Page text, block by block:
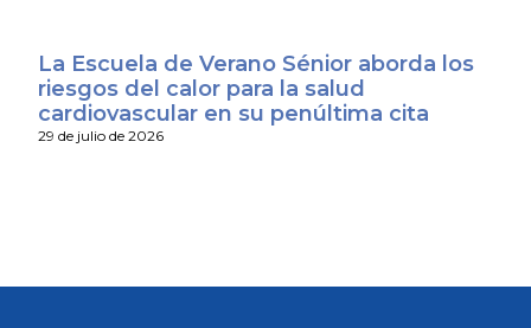
La Escuela de Verano Sénior aborda los
riesgos del calor para la salud
cardiovascular en su penúltima cita
29 de julio de 2026